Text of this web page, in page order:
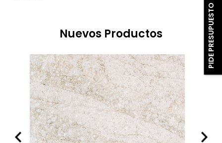
PIDE PRESUPUESTO
Nuevos Productos